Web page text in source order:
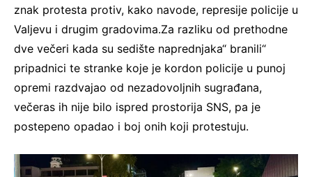
znak protesta protiv, kako navode, represije policije u
Valjevu i drugim gradovima.Za razliku od prethodne
dve večeri kada su sedište naprednjaka“ branili“
pripadnici te stranke koje je kordon policije u punoj
opremi razdvajao od nezadovoljnih sugrađana,
večeras ih nije bilo ispred prostorija SNS, pa je
postepeno opadao i boj onih koji protestuju.